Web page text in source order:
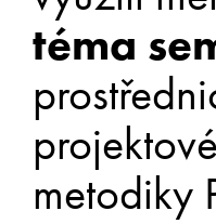
téma
metodiky